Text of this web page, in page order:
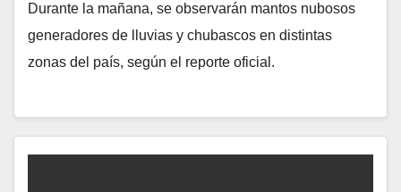
Durante la mañana, se observarán mantos nubosos
generadores de lluvias y chubascos en distintas
zonas del país, según el reporte oficial.